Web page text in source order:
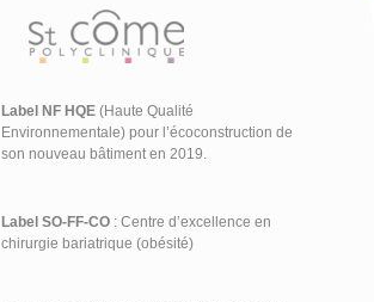
Label NF HQE (Haute Qualité
Environnementale) pour l’écoconstruction de
son nouveau bâtiment en 2019.
Label SO-FF-CO : Centre d’excellence en
chirurgie bariatrique (obésité)